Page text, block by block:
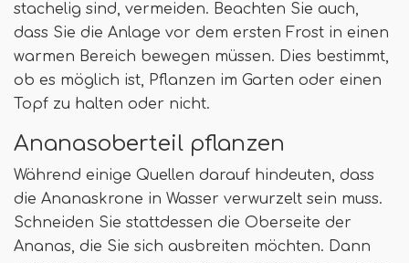
stachelig sind, vermeiden. Beachten Sie auch,
dass Sie die Anlage vor dem ersten Frost in einen
warmen Bereich bewegen müssen. Dies bestimmt,
ob es möglich ist, Pflanzen im Garten oder einen
Topf zu halten oder nicht.
Ananasoberteil pflanzen
Während einige Quellen darauf hindeuten, dass
die Ananaskrone in Wasser verwurzelt sein muss.
Schneiden Sie stattdessen die Oberseite der
Ananas, die Sie sich ausbreiten möchten. Dann